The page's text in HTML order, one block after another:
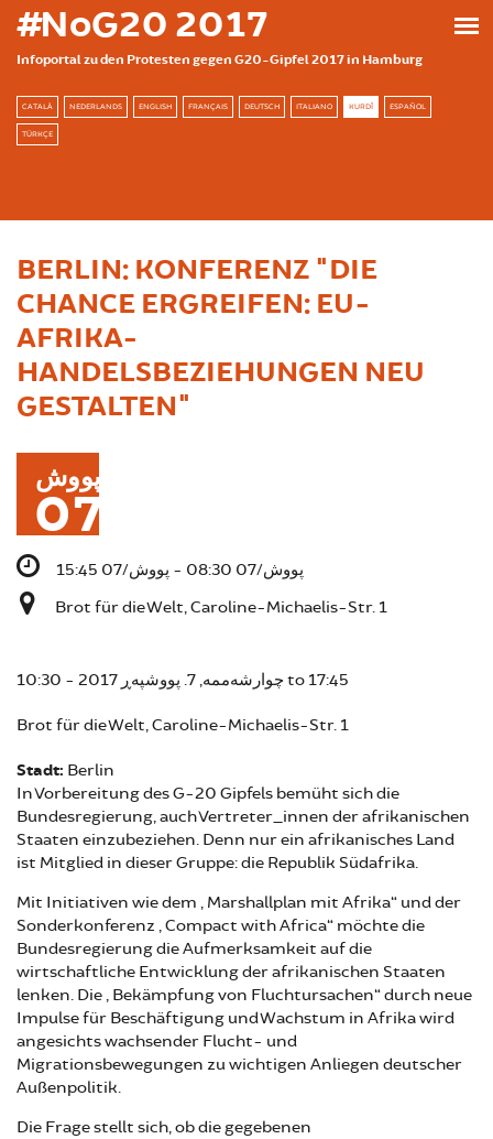
بازبدە بۆ ناوەڕۆکی سەرەکی
#NoG20 2017
Infoportal zu den Protesten gegen G20-Gipfel 2017 in Hamburg
CATALÀ NEDERLANDS ENGLISH FRANÇAIS DEUTSCH ITALIANO KURDÎ ESPAÑOL
TÜRKÇE
BERLIN: KONFERENZ "DIE
CHANCE ERGREIFEN: EU-
AFRIKA-
HANDELSBEZIEHUNGEN NEU
GESTALTEN"
پووش
07
پووش/07 08:30 - پووش/07 15:45
Brot für die Welt, Caroline-Michaelis-Str. 1
چوارشەممە, 7. پووشپەڕ 2017 - 10:30 to 17:45
Brot für die Welt, Caroline-Michaelis-Str. 1
Stadt: Berlin
In Vorbereitung des G-20 Gipfels bemüht sich die
Bundesregierung, auch Vertreter_innen der afrikanischen
Staaten einzubeziehen. Denn nur ein afrikanisches Land
ist Mitglied in dieser Gruppe: die Republik Südafrika.
Mit Initiativen wie dem „Marshallplan mit Afrika“ und der
Sonderkonferenz „Compact with Africa“ möchte die
Bundesregierung die Aufmerksamkeit auf die
wirtschaftliche Entwicklung der afrikanischen Staaten
lenken. Die „Bekämpfung von Fluchtursachen“ durch neue
Impulse für Beschäftigung und Wachstum in Afrika wird
angesichts wachsender Flucht- und
Migrationsbewegungen zu wichtigen Anliegen deutscher
Außenpolitik.
Die Frage stellt sich, ob die gegebenen